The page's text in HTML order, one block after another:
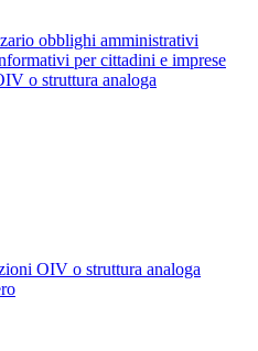
obblighi amministrativi
per cittadini e imprese
o struttura analoga
OIV o struttura analoga